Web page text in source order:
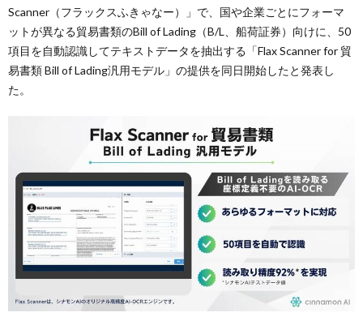
Scanner（フラックスふきゃなー）」で、国や企業ごとにフォーマ
ットが異なる貿易書類のBill of Lading（B/L、船荷証券）向けに、50
項目を自動認識してテキストデータを抽出する「Flax Scanner for 貿
易書類 Bill of Lading汎用モデル」の提供を同日開始したと発表し
た。